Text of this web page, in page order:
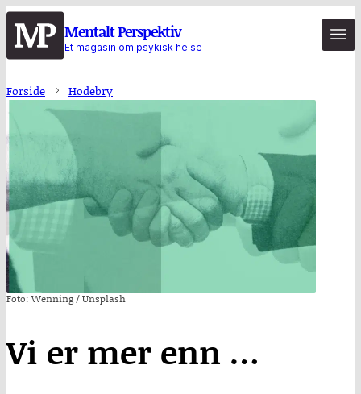
Hopp
til
hovedinnhold
Mentalt Perspektiv
Et magasin om psykisk helse
Forside Hodebry
Foto: Wenning / Unsplash
Vi er mer enn …